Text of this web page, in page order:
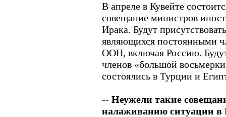
В апреле в Кувейте
совещание министров
Ирака. Будут
являющихся постоянными
ООН, включая Россию.
членов «большой
состоялись в Турции и
-- Неужели такие
налаживанию ситуации в